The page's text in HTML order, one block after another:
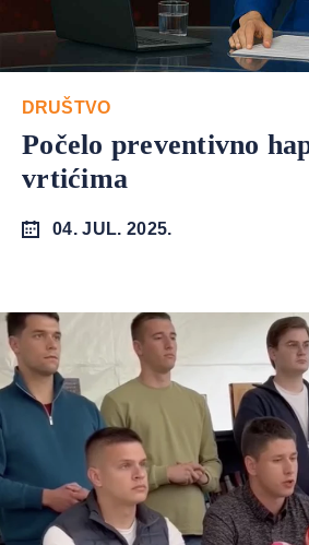
DRUŠTVO
Počelo preventivno
vrtićima
04. JUL. 2025.